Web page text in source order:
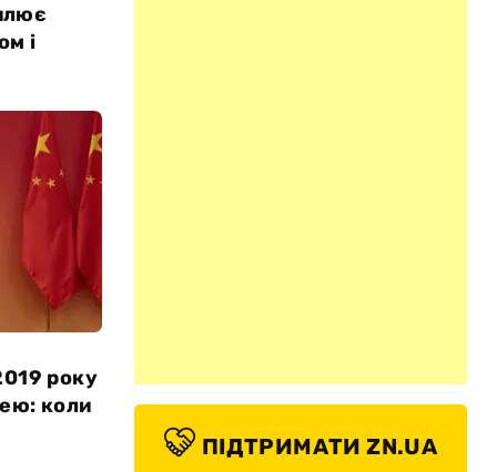
і
року
коли
ПІДТРИМАТИ ZN.UA